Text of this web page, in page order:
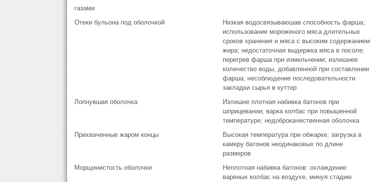
газами
Отеки бульона под оболочкой
Низкая водосвязываюшав способность фарша;
использование мороженого мяса длительных
сроков хранения и мяса с высоким содержанием
жира; недостаточная выдержка мяса в посоле;
перегрев фарша при измельчении; излишнее
количество воды, добавленной при составлении
фарша; несоблюдение последовательности
закладки сырья в куттер
Лопнувшая оболочка
Излишне плотная набивка батонов при
шприцевании; варка колбас при повышенной
температуре; недоброкачественная оболочка
Прихваченные жаром концы
Высокая температура при обжарке; загрузка в
камеру батонов неодинаковых по длине
размеров
Морщинистость оболочки
Неплотная набивка батонов: охлаждение
вареных колбас на воздухе, минуя стадию